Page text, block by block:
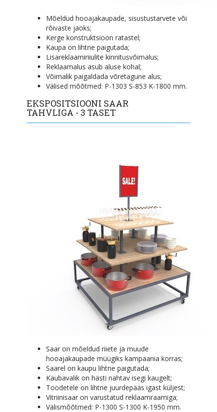
Mõeldud hooajakaupade, sisustustarvete või
rõivaste jaoks;
Kerge konstruktsioon ratastel;
Kaupa on lihtne paigutada;
Lisareklaamiriiulite kinnitusvõimalus;
Reklaamalus asub aluse kohal;
Võimalik paigaldada võretagune alus;
Välised mõõtmed: P-1303 S-853 K-1800 mm.
EKSPOSITSIOONI SAAR
TAHVLIGA - 3 TASET
Saar on mõeldud riiete ja muude
hooajakaupade müügiks kampaania korras;
Saarel on kaupu lihtne paigutada;
Kaubavalik on hästi nähtav isegi kaugelt;
Toodetele on lihtne juurdepääs igast küljest;
Vitriinisaar on varustatud reklaamraamiga;
Välismõõtmed: P-1300 S-1300 K-1950 mm.